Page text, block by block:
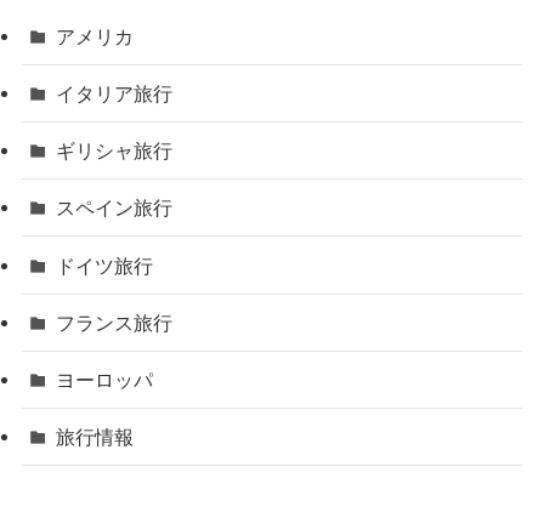
アメリカ
イタリア旅行
ギリシャ旅行
スペイン旅行
ドイツ旅行
フランス旅行
ヨーロッパ
旅行情報